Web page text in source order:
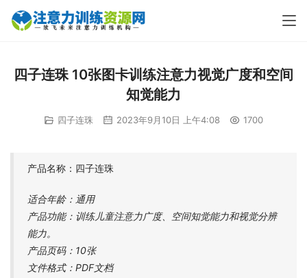
四子连珠 10张图卡训练注意力视觉广度和空间
知觉能力
四子连珠 2023年9月10日 上午4:08 1700
产品名称：四子连珠
适合年龄：通用
产品功能：训练儿童注意力广度、空间知觉能力和视觉分辨
能力。
产品页码：10张
文件格式：PDF文档